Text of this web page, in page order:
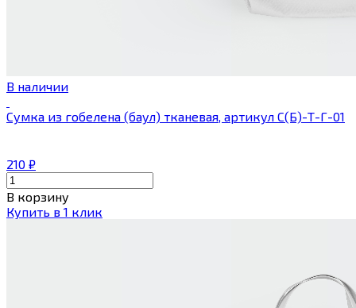
В наличии
Сумка из гобелена (баул) тканевая, артикул С(Б)-Т-Г-01
210 ₽
В корзину
Купить в 1 клик